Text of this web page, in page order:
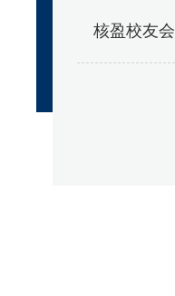
核盈校友会